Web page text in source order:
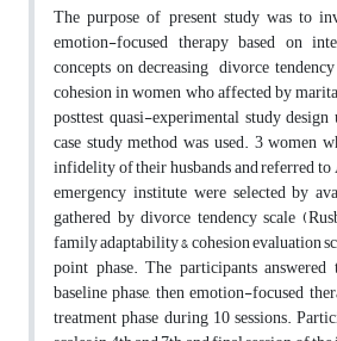
The purpose of present study was to
emotion-focused therapy based on
concepts on decreasing divorce
cohesion in women who affected by
posttest quasi-experimental study
case study method was used. 3 women
infidelity of their husbands and referred
emergency institute were selected by
gathered by divorce tendency scale
family adaptability & cohesion evaluation
point phase. The participants
baseline phase, then emotion-focused
treatment phase during 10 sessions.